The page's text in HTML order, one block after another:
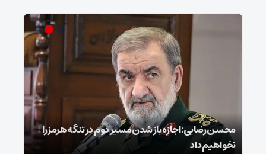
محسن رضایی: اجازه باز شدن مسیر دوم در تنگه هرمز را
نخواهیم داد